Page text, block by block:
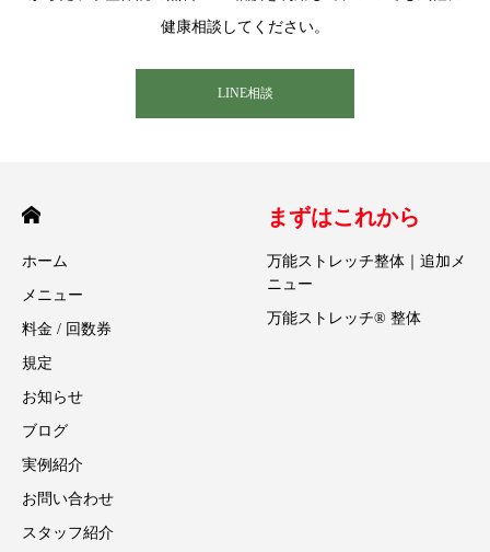
健康相談してください。
LINE相談
ホーム
メニュー
料金 / 回数券
規定
お知らせ
ブログ
実例紹介
お問い合わせ
スタッフ紹介
まずはこれから
万能ストレッチ整体｜追加メ
ニュー
万能ストレッチ® 整体